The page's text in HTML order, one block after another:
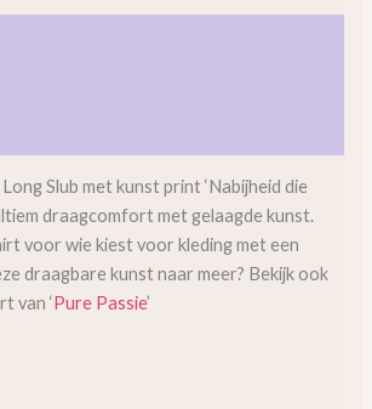
Slub met kunst print ‘Nabijheid die
draagcomfort met gelaagde kunst.
voor wie kiest voor kleding met een
draagbare kunst naar meer? Bekijk ook
van ‘Pure Passie’